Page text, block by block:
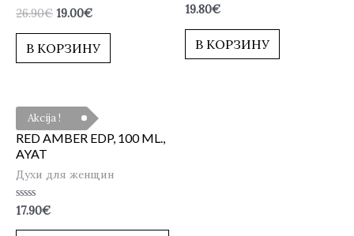
Оценка
из
26.90€ 19.00€
В КОРЗИНУ
Оценка
из
19.80€
В КОРЗИНУ
Akcija !
RED AMBER EDP, 100 ML.,
AYAT
Духи для женщин
Оценка
из
17.90€